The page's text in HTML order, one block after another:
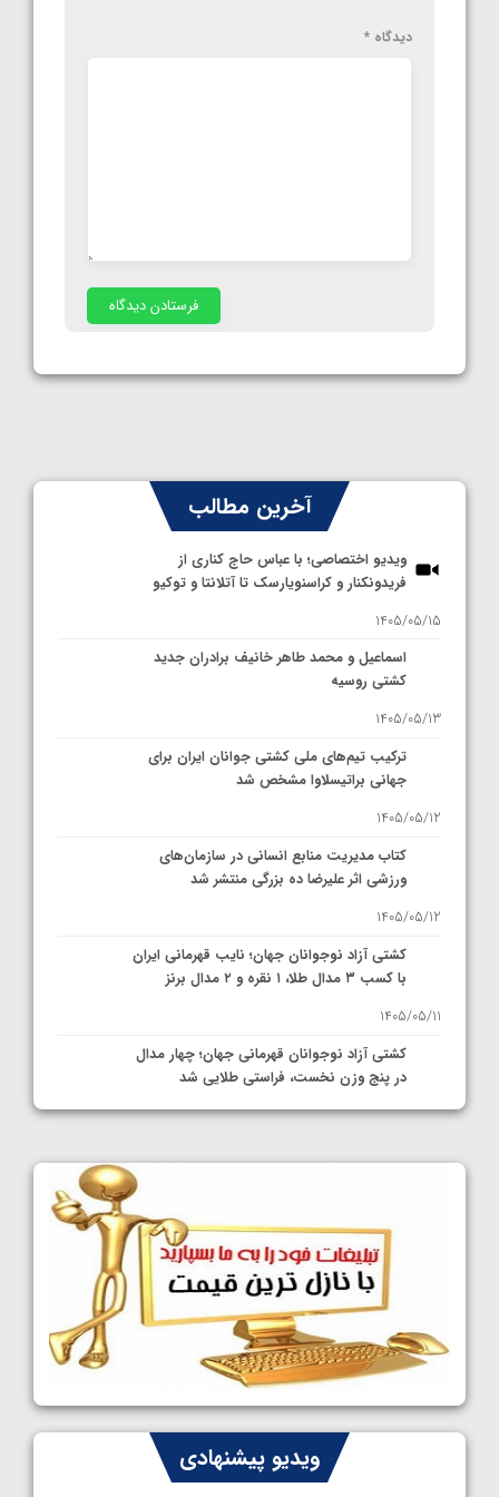
دیدگاه *
آخرین مطالب
ویدیو اختصاصی؛ با عباس حاج کناری از
فریدونکنار و کراسنویارسک تا آتلانتا و توکیو
1405/05/15
اسماعیل و محمد طاهر خانیف برادران جدید
کشتی روسیه
1405/05/13
ترکیب تیم‌های ملی کشتی جوانان ایران برای
جهانی براتیسلاوا مشخص شد
1405/05/12
کتاب مدیریت منابع انسانی در سازمان‌های
ورزشی اثر علیرضا ده بزرگی منتشر شد
1405/05/12
کشتی آزاد نوجوانان جهان؛ نایب قهرمانی ایران
با کسب ۳ مدال طلا، ۱ نقره و ۲ مدال برنز
1405/05/11
کشتی آزاد نوجوانان قهرمانی جهان؛ چهار مدال
در پنج وزن نخست، فراستی طلایی شد
1405/05/11
کشتی آزاد نوجوانان جهان؛ رقبای نمایندگان
ایران مشخص شدند
1405/05/08
کشتی فرنگی نوجوانان جهان؛ سکوی تیمی
سوم برای ایران
1405/05/07
ایران چشم به راه چهار مدال در پنج وزن دوم
کشتی فرنگی نوجوانان جهانویدیو پیشنهادی